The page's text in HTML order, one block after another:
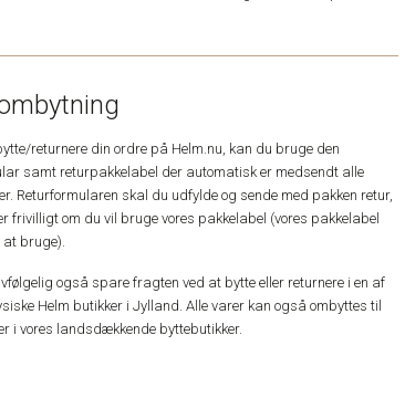
returnere din ordre på Helm.nu, kan du bruge den
samt returpakkelabel der automatisk er medsendt alle
Returformularen skal du udfylde og sende med pakken retur,
frivilligt om du vil bruge vores pakkelabel (vores pakkelabel
at bruge).
også spare fragten ved at bytte eller returnere i en af
Helm butikker i Jylland. Alle varer kan også ombyttes til
i vores landsdækkende byttebutikker.